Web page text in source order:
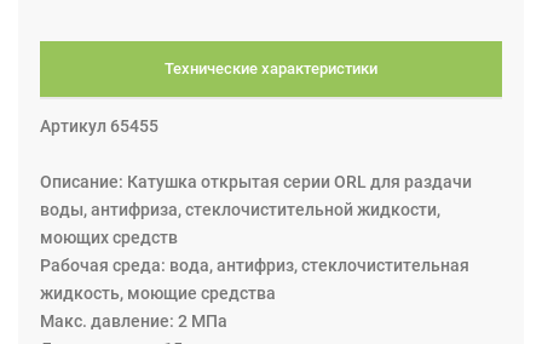
антифриза, стеклочистительной жидкости, моющих
средств . Перемотка шланга достигается за счёт
стальной пружины, встроенной в барабан. Желаемая
длина шланга блокируется с помощью автоматического
вытянуть шланг на короткое расстояние. Всегда
держите шланг при перемотке, чтобы избежать
повреждений, травм людей или окружающих
предметов. Резиновый маслостойкий шланг со
стальной оплёткой.
Технические характеристики
Артикул 65455
Описание: Катушка открытая серии ORL для раздачи
воды, антифриза, стеклочистительной жидкости,
моющих средств
Рабочая среда: вода, антифриз, стеклочистительная
жидкость, моющие средства
Макс. давление: 2 МПа